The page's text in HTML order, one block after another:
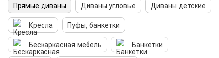
Прямые диваны Диваны угловые
Диваны детские
Кресла
Пуфы, банкетки
Бескаркасная мебель
Банкетки